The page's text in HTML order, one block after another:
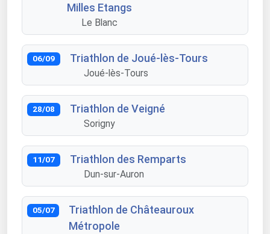
Milles Etangs
Le Blanc
06/09 Triathlon de Joué-lès-Tours
Joué-lès-Tours
28/08 Triathlon de Veigné
Sorigny
11/07 Triathlon des Remparts
Dun-sur-Auron
05/07
Triathlon de Châteauroux
Métropole